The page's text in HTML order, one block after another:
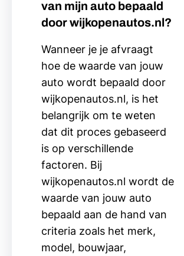
van mijn auto bepaald
door wijkopenautos.nl?
Wanneer je je afvraagt
hoe de waarde van jouw
auto wordt bepaald door
wijkopenautos.nl, is het
belangrijk om te weten
dat dit proces gebaseerd
is op verschillende
factoren. Bij
wijkopenautos.nl wordt de
waarde van jouw auto
bepaald aan de hand van
criteria zoals het merk,
model, bouwjaar,